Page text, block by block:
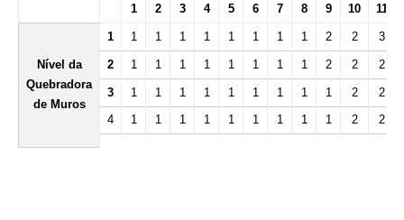
1 2 3 4 5 6 7 8 9 10 11
Nível da
Quebradora
de Muros
1 1 1 1 1 1 1 1 1 2 2 3
2 1 1 1 1 1 1 1 1 2 2 2
3 1 1 1 1 1 1 1 1 1 2 2
4 1 1 1 1 1 1 1 1 1 2 2